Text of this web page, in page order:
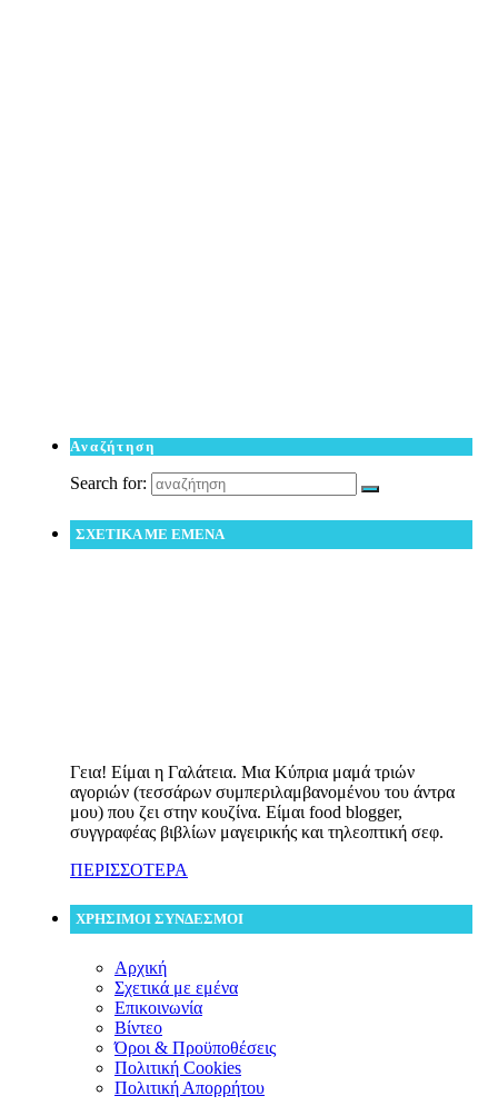
Αναζήτηση
Search for:
ΣΧΕΤΙΚΑ ΜΕ ΕΜΕΝΑ
Γεια! Είμαι η Γαλάτεια. Μια Κύπρια μαμά τριών
αγοριών (τεσσάρων συμπεριλαμβανομένου του άντρα
μου) που ζει στην κουζίνα. Είμαι food blogger,
συγγραφέας βιβλίων μαγειρικής και τηλεοπτική σεφ.
ΠΕΡΙΣΣΟΤΕΡΑ
ΧΡΗΣΙΜΟΙ ΣΥΝΔΕΣΜΟΙ
Αρχική
Σχετικά με εμένα
Επικοινωνία
Βίντεο
Όροι & Προϋποθέσεις
Πολιτική Cookies
Πολιτική Απορρήτου